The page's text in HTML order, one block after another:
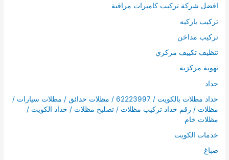
افضل شركة تركيب كاميرات مراقبة
تركيب باركيه
تركيب مداخن
تنظيف تكييف مركزي
تهوية مركزية
حداد
حداد مظلات بالكويت / 62223997 / مظلات حدائق / مظلات سيارات /
مظلات / رقم حداد تركيب مظلات / تصليح مظلات / حداد الكويت /
مظلات خام
خدمات الكويت
صباغ